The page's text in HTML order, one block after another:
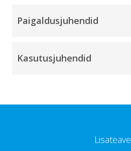
Paigaldusjuhendid
Kasutusjuhendid
Lisateave